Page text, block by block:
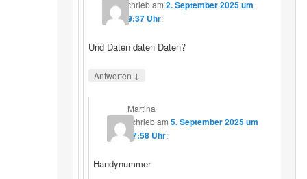
schriebam 2. September 2025 um
19:37 Uhr:
Und Daten daten Daten?
Antworten ↓
Martina
schriebam5. September 2025 um
17:58 Uhr:
Handynummer